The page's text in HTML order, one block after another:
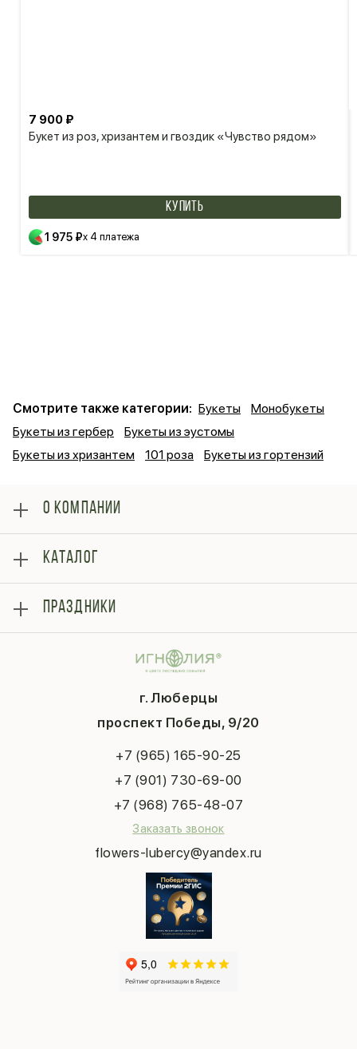
Букет из роз, хризантем и гвоздик «Чувство рядом»
7 900 ₽
КУПИТЬ
1 975 ₽x 4 платежа
Смотрите также категории: Букеты
Монобукеты
Букеты из гербер
Букеты из эустомы
Букеты из хризантем
101 роза Букеты из гортензий
г. Люберцы
проспект Победы, 9/20
+7 (965) 165-90-25
+7 (901) 730-69-00
+7 (968) 765-48-07
Заказать звонок
flowers-lubercy@yandex.ru
О КОМПАНИИ
Оплата
Отзывы
Блог
Гарантии
Контакты
Публичная оферта
КАТАЛОГ
Букеты
Композиции
ПРАЗДНИКИ
Последний звонок